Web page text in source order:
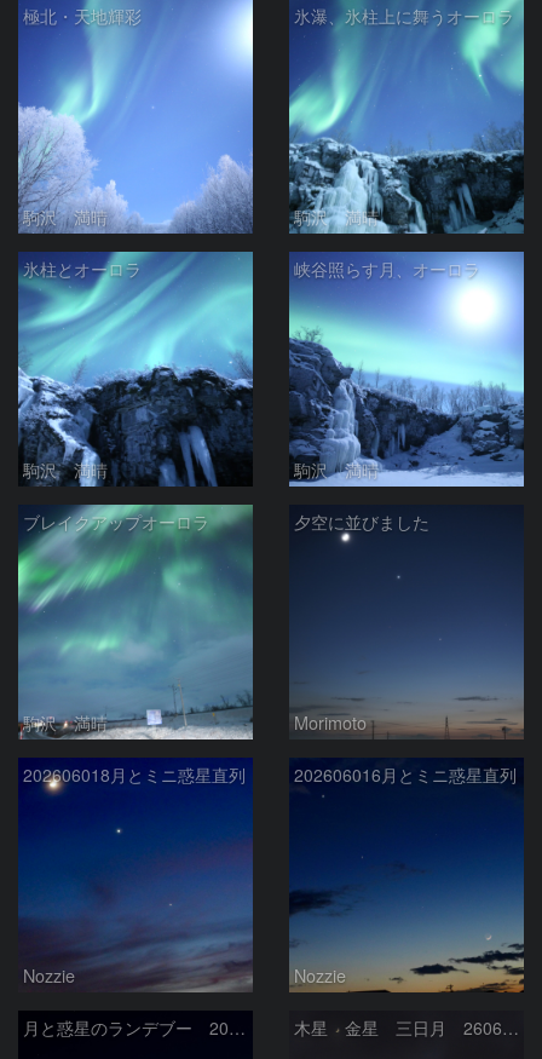
極北・天地輝彩
駒沢 満晴
氷瀑、氷柱上に舞うオーロラ
駒沢 満晴
氷柱とオーロラ
駒沢 満晴
峡谷照らす月、オーロラ
駒沢 満晴
ブレイクアップオーロラ
駒沢 満晴
夕空に並びました
Morimoto
202606018月とミニ惑星直列
Nozzie
202606016月とミニ惑星直列
Nozzie
月と惑星のランデブー 2026/06/19 木星 金星 三日月 260618